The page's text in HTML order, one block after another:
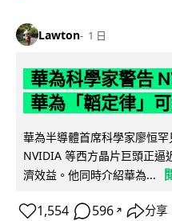
Lawton 1 日
華為科學家警告
華為「韜定律」
華為半導體首席科學家廖恒
NVIDIA 等西方晶片巨頭正逼
濟效益。他同時介紹華為...
1,554 596 ↗ 分享